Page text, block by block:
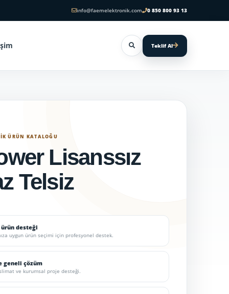
info@faemelektronik.com 0 850 800 93 13
Teklif Al
ÜRÜN KATALOĞU
Lisanssız
Telsiz
ürün desteği
uygun ürün seçimi için profesyonel destek.
geneli çözüm
ve kurumsal proje desteği.